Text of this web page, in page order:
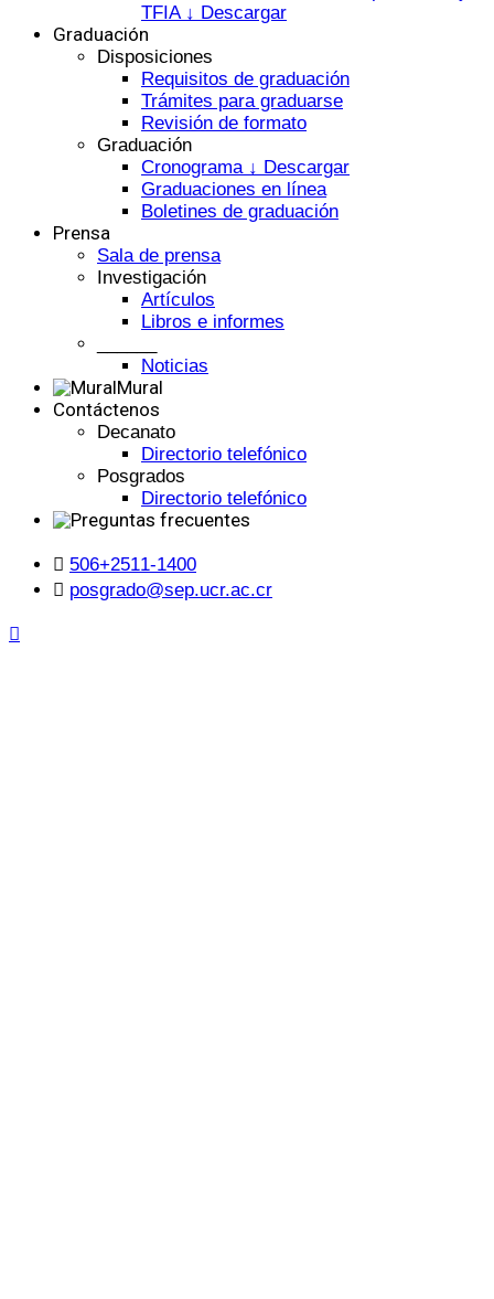
TFIA ↓ Descargar
Graduación
Disposiciones
Requisitos de graduación
Trámites para graduarse
Revisión de formato
Graduación
Cronograma ↓ Descargar
Graduaciones en línea
Boletines de graduación
Prensa
Sala de prensa
Investigación
Artículos
Libros e informes
Noticias
Mural
Contáctenos
Decanato
Directorio telefónico
Posgrados
Directorio telefónico
506+2511-1400
posgrado@sep.ucr.ac.cr